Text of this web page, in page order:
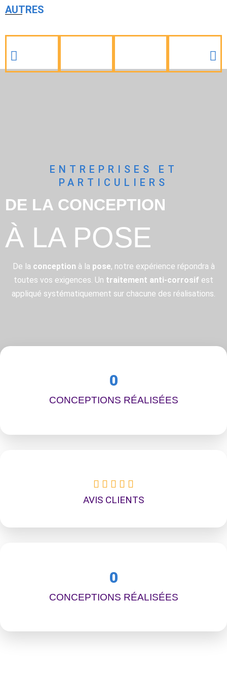
AUTRES
ENTREPRISES ET
PARTICULIERS
DE LA CONCEPTION
À LA POSE
De la conception à la pose, notre expérience répondra à
toutes vos exigences. Un traitement anti-corrosif est
appliqué systématiquement sur chacune des réalisations.
CONCEPTIONS RÉALISÉES
0
    
AVIS CLIENTS
CONCEPTIONS RÉALISÉES
0